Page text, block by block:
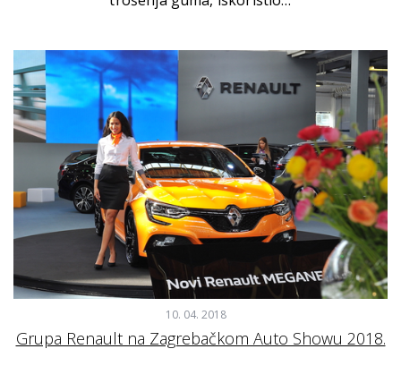
10. 04. 2018
Grupa Renault na Zagrebačkom Auto Showu 2018.